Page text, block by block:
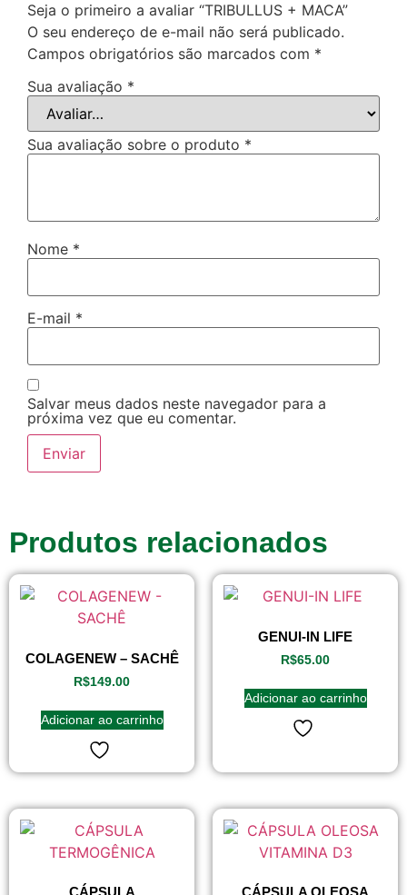
Seja o primeiro a avaliar “TRIBULLUS + MACA”
O seu endereço de e-mail não será publicado.
Campos obrigatórios são marcados com *
Sua avaliação *
Sua avaliação sobre o produto *
Nome *
E-mail *
Salvar meus dados neste navegador para a
próxima vez que eu comentar.
Produtos relacionados
COLAGENEW – SACHÊ
R$149.00
Adicionar ao carrinho
GENUI-IN LIFE
R$65.00
Adicionar ao carrinho